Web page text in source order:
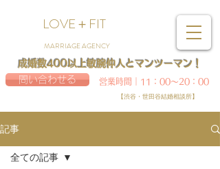
LOVE＋FIT
MARRIAGE AGENCY
問い合わせる
【渋谷・世田谷結婚相談所】
成婚数400以上敏腕仲人とマンツーマン！
営業時間｜11：00～20：00
記事
全ての記事